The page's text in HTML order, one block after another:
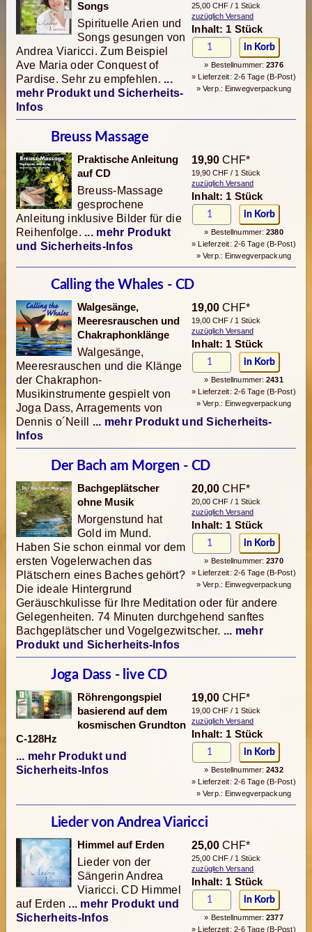
25,00 CHF / 1 Stück
zuzüglich Versand
Inhalt: 1 Stück
» Bestellnummer:2376
» Lieferzeit: 2-6 Tage (B-Post)
» Verp.: Einwegverpackung
Songs
Spirituelle Arien und
Songs gesungen von
Andrea Viaricci. Zum Beispiel
Ave Maria oder Conquest of
Pardise. Sehr zu empfehlen. ...
mehr Produkt und Sicherheits-
Infos
Breuss Massage
19,90 CHF*
19,90 CHF / 1 Stück
zuzüglich Versand
Inhalt: 1 Stück
» Bestellnummer:2380
» Lieferzeit: 2-6 Tage (B-Post)
» Verp.: Einwegverpackung
Praktische Anleitung
auf CD
Breuss-Massage
gesprochene
Anleitung inklusive Bilder für die
Reihenfolge. ... mehr Produkt
und Sicherheits-Infos
Calling the Whales - CD
19,00 CHF*
19,00 CHF / 1 Stück
zuzüglich Versand
Inhalt: 1 Stück
» Bestellnummer:2431
» Lieferzeit: 2-6 Tage (B-Post)
» Verp.: Einwegverpackung
Walgesänge,
Meeresrauschen und
Chakraphonklänge
Walgesänge,
Meeresrauschen und die Klänge
der Chakraphon-
Musikinstrumente gespielt von
Joga Dass, Arragements von
Dennis o´Neill
... mehr Produkt und Sicherheits-
Infos
Der Bach am Morgen - CD
20,00 CHF*
20,00 CHF / 1 Stück
zuzüglich Versand
Inhalt: 1 Stück
» Bestellnummer:2370
» Lieferzeit: 2-6 Tage (B-Post)
» Verp.: Einwegverpackung
Bachgeplätscher
ohne Musik
Morgenstund hat
Gold im Mund.
Haben Sie schon einmal vor dem
ersten Vogelerwachen das
Plätschern eines Baches gehört?
Die ideale Hintergrund
Geräuschkulisse für Ihre Meditation oder für andere
Gelegenheiten. 74 Minuten durchgehend sanftes
Bachgeplätscher und Vogelgezwitscher. ... mehr
Produkt und Sicherheits-Infos
Joga Dass - live CD
19,00 CHF*
19,00 CHF / 1 Stück
zuzüglich Versand
Inhalt: 1 Stück
» Bestellnummer:2432
» Lieferzeit: 2-6 Tage (B-Post)
» Verp.: Einwegverpackung
Röhrengongspiel
basierend auf dem
kosmischen Grundton
C-128Hz
... mehr Produkt und
Sicherheits-Infos
Lieder von Andrea Viaricci
25,00 CHF*
25,00 CHF / 1 Stück
zuzüglich Versand
Inhalt: 1 Stück
» Bestellnummer:2377
» Lieferzeit: 2-6 Tage (B-Post)
Himmel auf Erden
Lieder von der
Sängerin Andrea
Viaricci. CD Himmel
auf Erden ... mehr Produkt und
Sicherheits-Infos